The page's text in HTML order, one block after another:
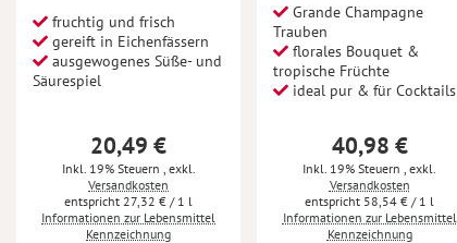
fruchtig und frisch
gereift in Eichenfässern
ausgewogenes Süße- und
Säurespiel
20,49 €
Inkl. 19% Steuern exkl.
Versandkosten
27,32 € / 1 l
Informationen zur Lebensmittel
Kennzeichnung
Grande Champagne
Trauben
florales Bouquet &
tropische Früchte
ideal pur & für Cocktails
40,98 €
Inkl. 19% Steuern
exkl.
Versandkosten
58,54 € / 1 l
Informationen zur Lebensmittel
Kennzeichnung